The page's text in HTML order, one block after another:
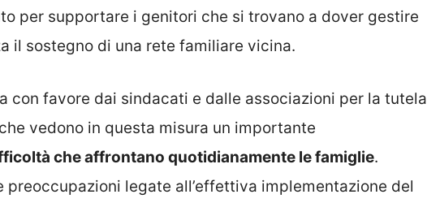
per supportare i genitori che si trovano a dover gestire
il sostegno di una rete familiare vicina.
con favore dai sindacati e dalle associazioni per la tutela
vedono in questa misura un importante
che affrontano quotidianamente le famiglie.
preoccupazioni legate all’effettiva implementazione del